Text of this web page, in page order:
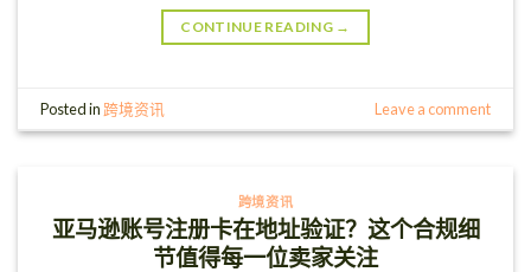
CONTINUE READING →
Posted in 跨境资讯 Leave a comment
跨境资讯
亚马逊账号注册卡在地址验证？这个合规细
节值得每一位卖家关注